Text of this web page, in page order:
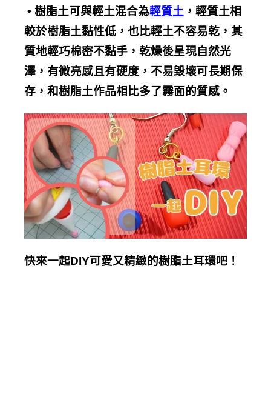
• 樹脂土可與輕土混合為輕質土 ，輕質土相
較於樹脂土黏性低，也比輕土不容易乾，其
質地輕巧棉密不黏手，乾燥後呈現自然光
澤，有微亮感且有硬度，不易毀壞可長期保
存，和樹脂土作品相比多了霧面的質感。
快來一起DIY可愛又精緻的樹脂土耳環吧！